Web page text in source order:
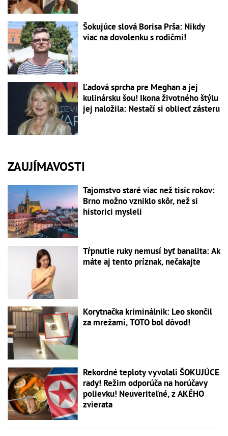
Šokujúce slová Borisa Prša: Nikdy
viac na dovolenku s rodičmi!
Ľadová sprcha pre Meghan a jej
kulinársku šou! Ikona životného štýlu
jej naložila: Nestačí si obliecť zásteru
ZAUJÍMAVOSTI
Tajomstvo staré viac než tisíc rokov:
Brno možno vzniklo skôr, než si
historici mysleli
Tŕpnutie ruky nemusí byť banalita: Ak
máte aj tento príznak, nečakajte
Korytnačka kriminálnik: Leo skončil
za mrežami, TOTO bol dôvod!
Rekordné teploty vyvolali ŠOKUJÚCE
rady! Režim odporúča na horúčavy
polievku! Neuveriteľné, z AKÉHO
zvierata